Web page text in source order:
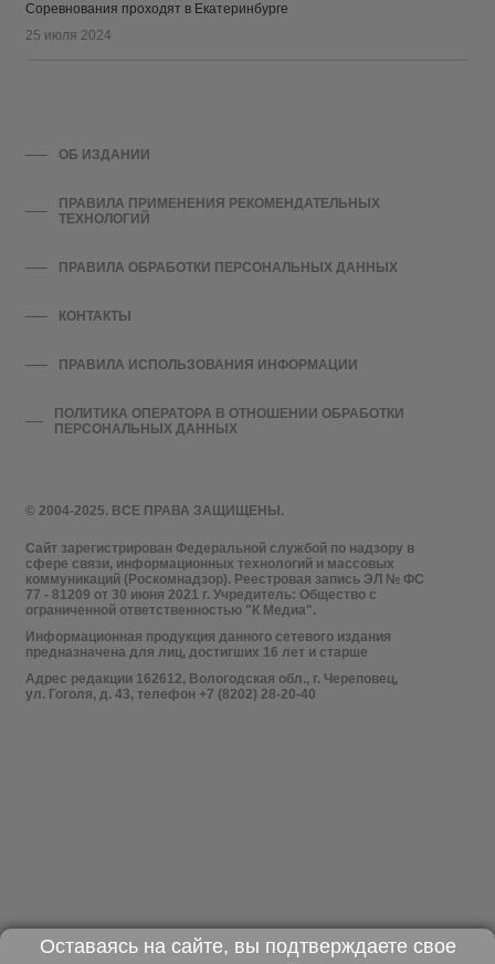
Соревнования проходят в Екатеринбурге
25 июля 2024
© 2004-2025. ВСЕ ПРАВА ЗАЩИЩЕНЫ.
Сайт зарегистрирован Федеральной службой по надзору в
сфере связи, информационных технологий и массовых
коммуникаций (Роскомнадзор). Реестровая запись ЭЛ № ФС
77 - 81209 от 30 июня 2021 г. Учредитель: Общество с
ограниченной ответственностью "К Медиа".
Информационная продукция данного сетевого издания
предназначена для лиц, достигших 16 лет и старше
Адрес редакции 162612, Вологодская обл., г. Череповец,
ул. Гоголя, д. 43, телефон +7 (8202) 28-20-40
ОБ ИЗДАНИИ
ПРАВИЛА ПРИМЕНЕНИЯ РЕКОМЕНДАТЕЛЬНЫХ
ТЕХНОЛОГИЙ
ПРАВИЛА ОБРАБОТКИ ПЕРСОНАЛЬНЫХ ДАННЫХ
КОНТАКТЫ
ПРАВИЛА ИСПОЛЬЗОВАНИЯ ИНФОРМАЦИИ
ПОЛИТИКА ОПЕРАТОРА В ОТНОШЕНИИ ОБРАБОТКИ
ПЕРСОНАЛЬНЫХ ДАННЫХ
Оставаясь на сайте, вы подтверждаете свое